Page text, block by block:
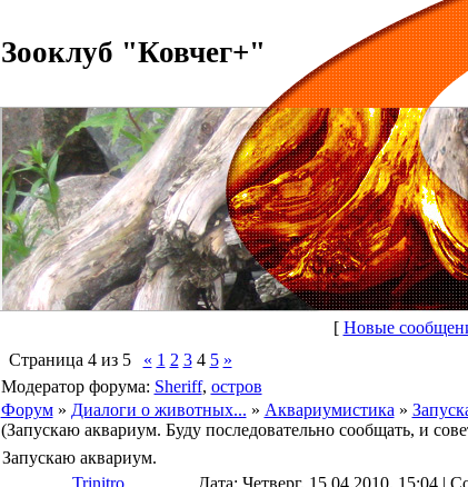
Зооклуб "Ковчег+"
[ Новые
Страница 4из 5 « 1 2 3 4 5 »
Модератор форума: Sheriff, остров
Форум » Диалоги о животных... » Аквариумистика »
(Запускаю аквариум. Буду последовательно сообщать, и
Запускаю аквариум.
Trinitro
Дата: Четверг, 15.04.2010, 15:04 |